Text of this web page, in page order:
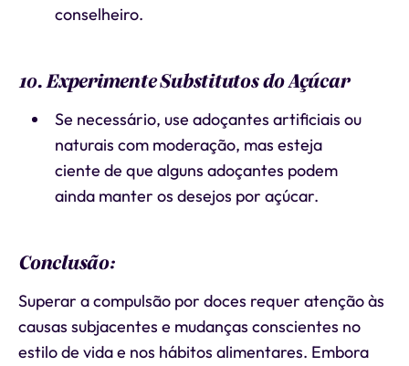
conselheiro.
10. Experimente Substitutos do Açúcar
Se necessário, use adoçantes artificiais ou
naturais com moderação, mas esteja
ciente de que alguns adoçantes podem
ainda manter os desejos por açúcar.
Conclusão:
Superar a compulsão por doces requer atenção às
causas subjacentes e mudanças conscientes no
estilo de vida e nos hábitos alimentares. Embora